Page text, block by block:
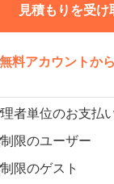
見積もりを受け
無料アカウントか
者単位のお支払
限のユーザー
限のゲスト